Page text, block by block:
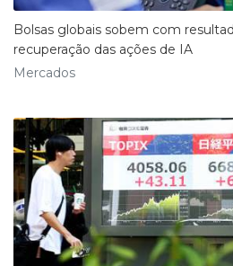
Bolsas globais sobem com
recuperação das ações de IA
Mercados